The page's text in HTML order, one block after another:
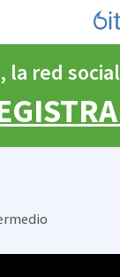
la red